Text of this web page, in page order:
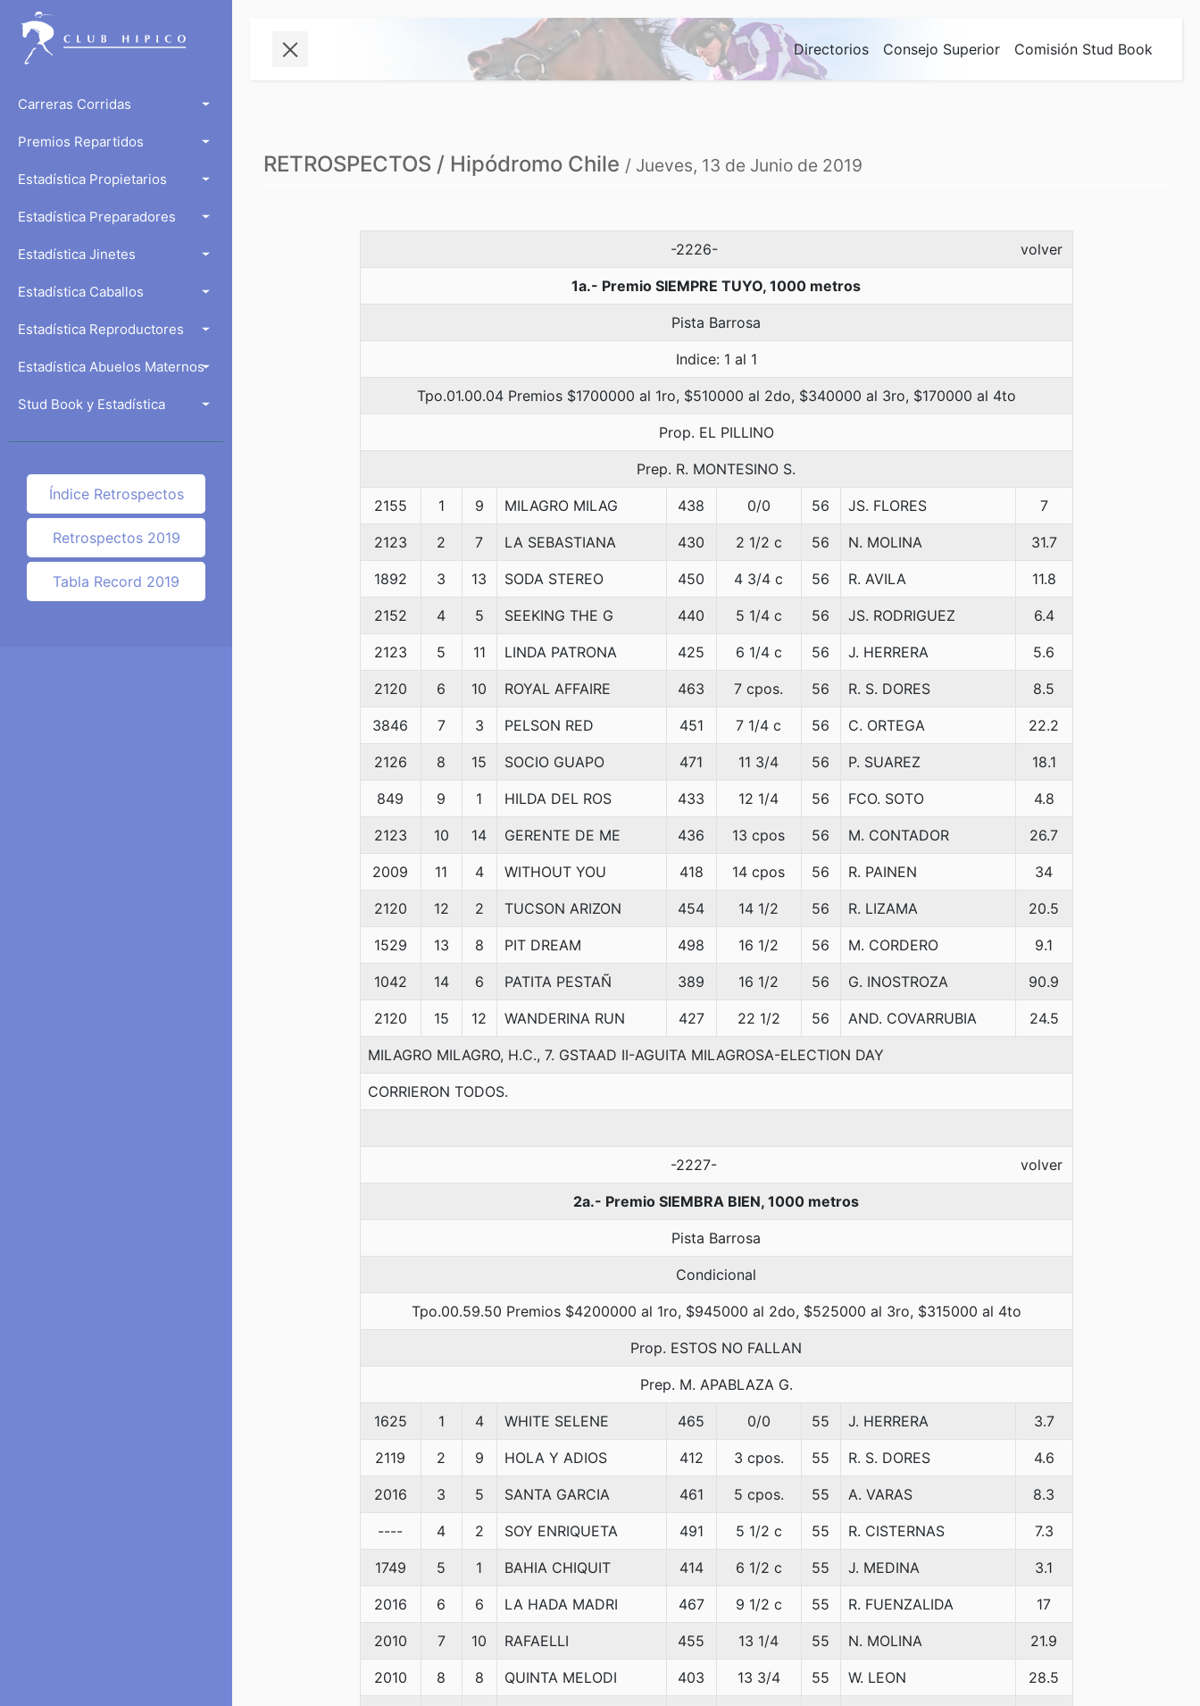
Carreras Corridas
Premios Repartidos
Estadística Propietarios
Estadística Preparadores
Estadística Jinetes
Estadística Caballos
Estadística Reproductores
Estadística Abuelos Maternos
Stud Book y Estadística
Índice Retrospectos
Retrospectos 2019
Tabla Record 2019
Directorios Consejo Superior Comisión Stud Book
RETROSPECTOS / Hipódromo Chile / Jueves, 13 de Junio de 2019
-2226- volver
1a.- Premio SIEMPRE TUYO, 1000 metros
Pista Barrosa
Indice: 1 al 1
Tpo.01.00.04 Premios $1700000 al 1ro, $510000 al 2do, $340000 al 3ro, $170000 al 4to
Prop. EL PILLINO
Prep. R. MONTESINO S.
2155 1 9 MILAGRO MILAG 438 0/0 56 JS. FLORES 7
2123 2 7 LA SEBASTIANA 430 2 1/2 c 56 N. MOLINA 31.7
1892 3 13 SODA STEREO 450 4 3/4 c 56 R. AVILA 11.8
2152 4 5 SEEKING THE G 440 5 1/4 c 56 JS. RODRIGUEZ 6.4
2123 5 11 LINDA PATRONA 425 6 1/4 c 56 J. HERRERA 5.6
2120 6 10 ROYAL AFFAIRE 463 7 cpos. 56 R. S. DORES 8.5
3846 7 3 PELSON RED 451 7 1/4 c 56 C. ORTEGA 22.2
2126 8 15 SOCIO GUAPO 471 11 3/4 56 P. SUAREZ 18.1
849 9 1 HILDA DEL ROS 433 12 1/4 56 FCO. SOTO 4.8
2123 10 14 GERENTE DE ME 436 13 cpos 56 M. CONTADOR 26.7
2009 11 4 WITHOUT YOU 418 14 cpos 56 R. PAINEN 34
2120 12 2 TUCSON ARIZON 454 14 1/2 56 R. LIZAMA 20.5
1529 13 8 PIT DREAM 498 16 1/2 56 M. CORDERO 9.1
1042 14 6 PATITA PESTAÑ 389 16 1/2 56 G. INOSTROZA 90.9
2120 15 12 WANDERINA RUN 427 22 1/2 56 AND. COVARRUBIA 24.5
MILAGRO MILAGRO, H.C., 7. GSTAAD II-AGUITA MILAGROSA-ELECTION DAY
CORRIERON TODOS.
-2227- volver
2a.- Premio SIEMBRA BIEN, 1000 metros
Pista Barrosa
Condicional
Tpo.00.59.50 Premios $4200000 al 1ro, $945000 al 2do, $525000 al 3ro, $315000 al 4to
Prop. ESTOS NO FALLAN
Prep. M. APABLAZA G.
1625 1 4 WHITE SELENE 465 0/0 55 J. HERRERA 3.7
2119 2 9 HOLA Y ADIOS 412 3 cpos. 55 R. S. DORES 4.6
2016 3 5 SANTA GARCIA 461 5 cpos. 55 A. VARAS 8.3
---- 4 2 SOY ENRIQUETA 491 5 1/2 c 55 R. CISTERNAS 7.3
1749 5 1 BAHIA CHIQUIT 414 6 1/2 c 55 J. MEDINA 3.1
2016 6 6 LA HADA MADRI 467 9 1/2 c 55 R. FUENZALIDA 17
2010 7 10 RAFAELLI 455 13 1/4 55 N. MOLINA 21.9
2010 8 8 QUINTA MELODI 403 13 3/4 55 W. LEON 28.5